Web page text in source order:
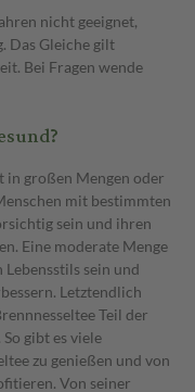
nicht geeignet,
Das Gleiche gilt
Bei Fragen wende
in großen Mengen oder
mit bestimmten
sein und ihren
Eine moderate Menge
Lebensstils sein und
Letztendlich
Teil der
gibt es viele
zu genießen und von
Von seiner